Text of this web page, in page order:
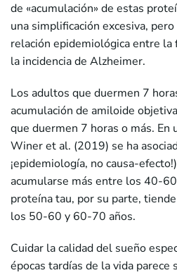
de «acumulación» de estas
una simplificación excesiva,
relación epidemiológica entre la
la incidencia de Alzheimer.
Los adultos que duermen 7
acumulación de amiloide
que duermen 7 horas o más.
Winer et al. (2019) se ha
¡epidemiología, no causa-
acumularse más entre los 40-
proteína tau, por su parte,
los 50-60 y 60-70 años.
Cuidar la calidad del sueño
épocas tardías de la vida parece